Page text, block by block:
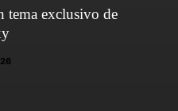
tema exclusivo de